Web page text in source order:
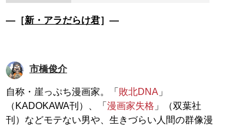
―［新・アラだらけ君］―
市橋俊介
自称・崖っぷち漫画家。「 敗北DNA 」
（KADOKAWA刊）、「 漫画家失格 」（双葉社
刊）などモテない男や、生きづらい人間の群像漫